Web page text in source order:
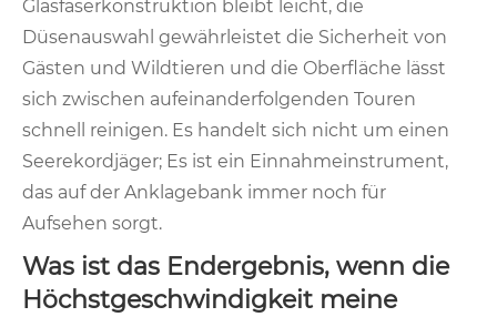
Glasfaserkonstruktion bleibt leicht, die
Düsenauswahl gewährleistet die Sicherheit von
Gästen und Wildtieren und die Oberfläche lässt
sich zwischen aufeinanderfolgenden Touren
schnell reinigen. Es handelt sich nicht um einen
Seerekordjäger; Es ist ein Einnahmeinstrument,
das auf der Anklagebank immer noch für
Aufsehen sorgt.
Was ist das Endergebnis, wenn die
Höchstgeschwindigkeit meine